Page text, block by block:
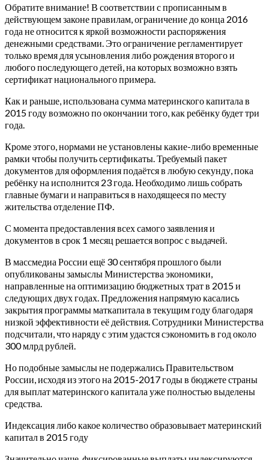
Обратите внимание! В соответствии с прописанным в
действующем законе правилам, ограничение до конца 2016
года не относится к яркой возможности распоряжения
денежными средствами. Это ограничение регламентирует
только время для усыновления либо рождения второго и
любого последующего детей, на которых возможно взять
сертификат национального примера.
Как и раньше, использована сумма материнского капитала в
2015 году возможно по окончании того, как ребёнку будет три
года.
Кроме этого, нормами не установлены какие-либо временные
рамки чтобы получить сертификаты. Требуемый пакет
документов для оформления подаётся в любую секунду, пока
ребёнку на исполнится 23 года. Необходимо лишь собрать
главные бумаги и направиться в находящееся по месту
жительства отделение ПФ.
С момента предоставления всех самого заявления и
документов в срок 1 месяц решается вопрос с выдачей.
В массмедиа России ещё 30 сентября прошлого были
опубликованы замыслы Министерства экономики,
направленные на оптимизацию бюджетных трат в 2015 и
следующих двух годах. Предложения напрямую касались
закрытия программы маткапитала в текущим году благодаря
низкой эффективности её действия. Сотрудники Министерства
подсчитали, что наряду с этим удастся сэкономить в год около
300 млрд рублей.
Но подобные замыслы не подержались Правительством
России, исходя из этого на 2015-2017 годы в бюджете страны
для выплат материнского капитала уже полностью выделены
средства.
Индексация либо какое количество образовывает материнский
капитал в 2015 году